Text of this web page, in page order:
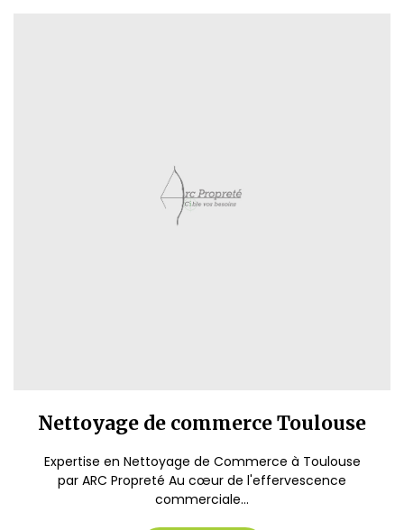
Nettoyage de commerce Toulouse
Expertise en Nettoyage de Commerce à Toulouse
par ARC Propreté Au cœur de l'effervescence
commerciale...